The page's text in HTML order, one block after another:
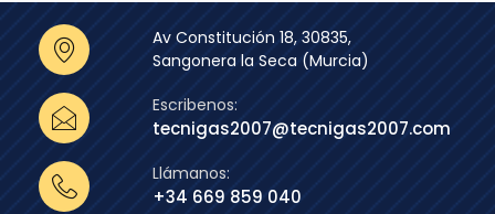
Av Constitución 18, 30835,
Sangonera la Seca (Murcia)
Escribenos:
tecnigas2007@tecnigas2007.com
Llámanos:
+34 669 859 040